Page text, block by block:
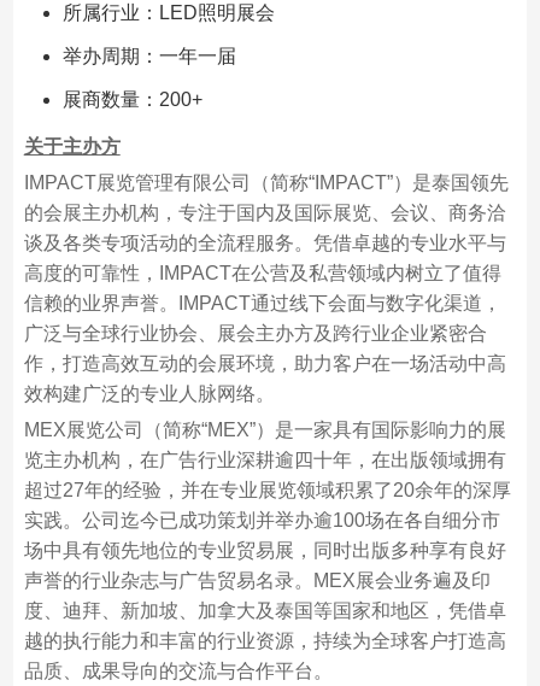
所属行业：LED照明展会
举办周期：一年一届
展商数量：200+
关于主办方
IMPACT展览管理有限公司（简称“IMPACT”）是泰国领先
的会展主办机构，专注于国内及国际展览、会议、商务洽
谈及各类专项活动的全流程服务。凭借卓越的专业水平与
高度的可靠性，IMPACT在公营及私营领域内树立了值得
信赖的业界声誉。IMPACT通过线下会面与数字化渠道，
广泛与全球行业协会、展会主办方及跨行业企业紧密合
作，打造高效互动的会展环境，助力客户在一场活动中高
效构建广泛的专业人脉网络。
MEX展览公司（简称“MEX”）是一家具有国际影响力的展
览主办机构，在广告行业深耕逾四十年，在出版领域拥有
超过27年的经验，并在专业展览领域积累了20余年的深厚
实践。公司迄今已成功策划并举办逾100场在各自细分市
场中具有领先地位的专业贸易展，同时出版多种享有良好
声誉的行业杂志与广告贸易名录。MEX展会业务遍及印
度、迪拜、新加坡、加拿大及泰国等国家和地区，凭借卓
越的执行能力和丰富的行业资源，持续为全球客户打造高
品质、成果导向的交流与合作平台。